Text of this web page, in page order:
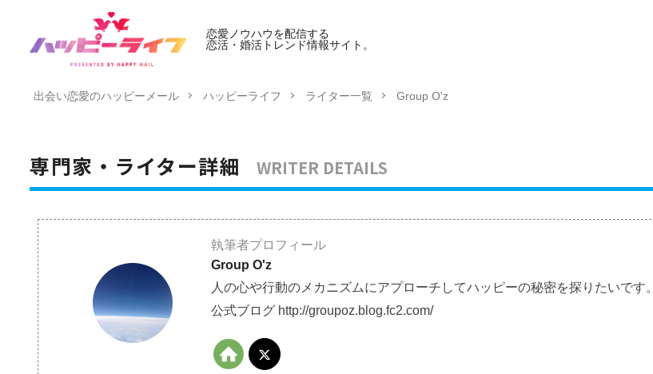
恋愛ノウハウを配信する
恋活・婚活トレンド情報サイト。
出会い恋愛のハッピーメール ハッピーライフ ライター一覧 Group O'z
専門家・ライター詳細 WRITER DETAILS
執筆者プロフィール
Group O'z
人の心や行動のメカニズムにアプローチしてハッピーの秘密を探りたいです。
公式ブログ http://groupoz.blog.fc2.com/